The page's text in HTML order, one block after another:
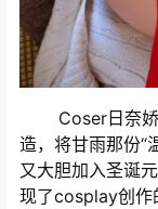
Coser日奈
造，将甘雨那份“
又大胆加入圣诞
现了cosplay创作